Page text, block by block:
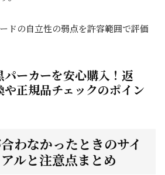
ドの自立性の弱点を許容範囲で評価
パーカーを安心購入！返
や正規品チェックのポイン
わなかったときのサイ
ルと注意点まとめ